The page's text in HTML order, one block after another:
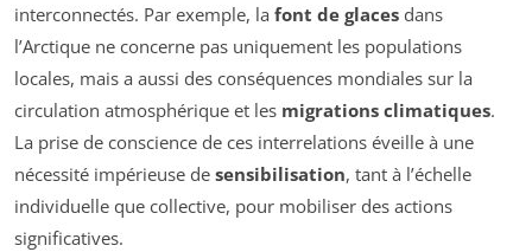
interconnectés. Par exemple, la font de glaces dans
l’Arctique ne concerne pas uniquement les populations
locales, mais a aussi des conséquences mondiales sur la
circulation atmosphérique et les migrations climatiques.
La prise de conscience de ces interrelations éveille à une
nécessité impérieuse de sensibilisation, tant à l’échelle
individuelle que collective, pour mobiliser des actions
significatives.